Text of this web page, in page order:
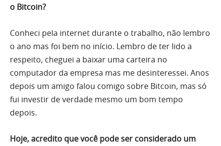
o Bitcoin?
Conheci pela internet durante o trabalho, não lembro
o ano mas foi bem no início. Lembro de ter lido a
respeito, cheguei a baixar uma carteira no
computador da empresa mas me desinteressei. Anos
depois um amigo falou comigo sobre Bitcoin, mas só
fui investir de verdade mesmo um bom tempo
depois.
Hoje, acredito que você pode ser considerado um